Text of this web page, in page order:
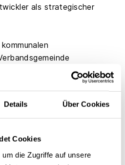
Details Über Cookies
Cookies
die Zugriffe auf unsere
als strategischer
Energien (VGM EE)“ treibt
den Ausbau erneuerbarer
Der Gesellschaft
die
sowie 23
sowie Solarprojekte in